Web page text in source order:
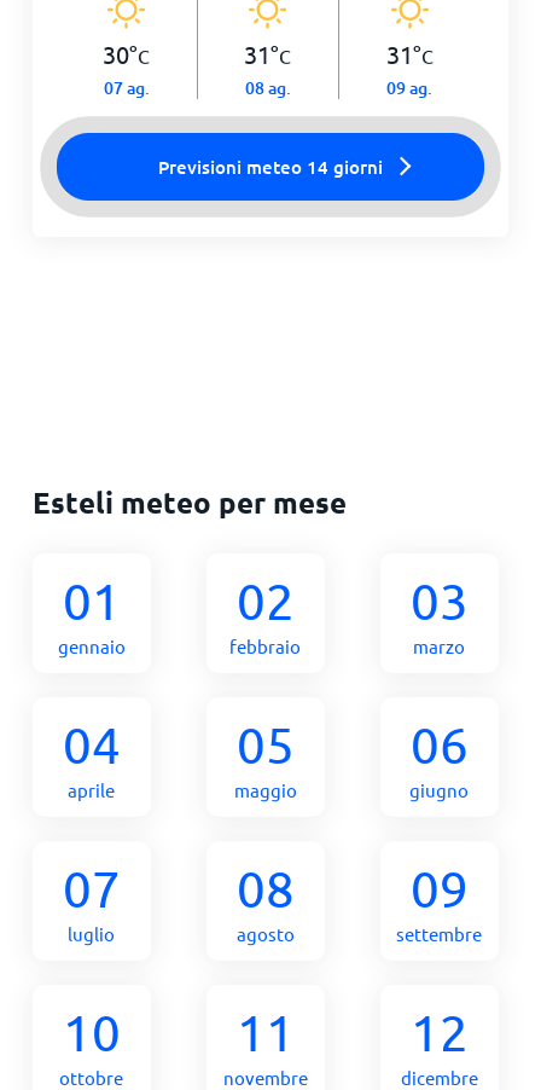
30°C
07 ag.
31°C
08 ag.
31°C
09 ag.
Previsioni meteo 14 giorni
Esteli meteo per mese
01
gennaio
02
febbraio
03
marzo
04
aprile
05
maggio
06
giugno
07
luglio
08
agosto
09
settembre
10
ottobre
11
novembre
12
dicembre